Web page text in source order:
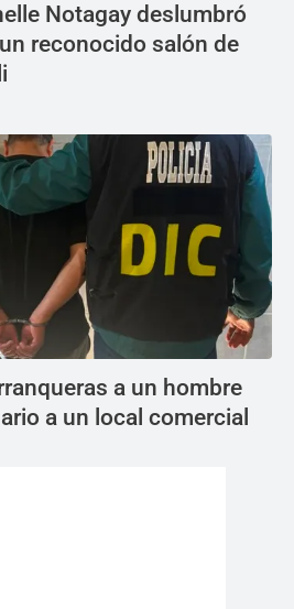
Notagay deslumbró
reconocido salón de
a un hombre
a un local comercial